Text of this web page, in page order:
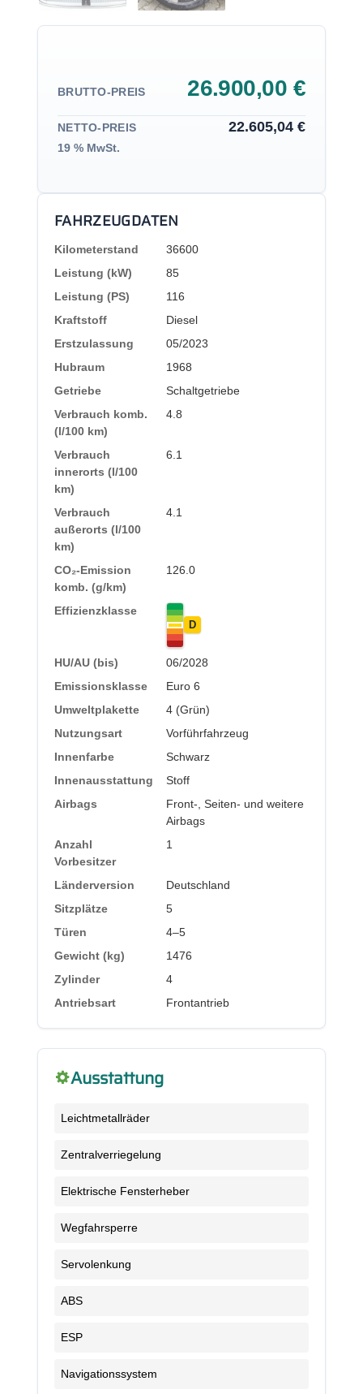
BRUTTO-PREIS 26.900,00 €
NETTO-PREIS 22.605,04 €
19 % MwSt.
FAHRZEUGDATEN
Kilometerstand
36600
Leistung (kW)
85
Leistung (PS)
116
Kraftstoff
Diesel
Erstzulassung
05/2023
Hubraum
1968
Getriebe
Schaltgetriebe
Verbrauch komb.
(l/100 km)
4.8
Verbrauch
innerorts (l/100
km)
6.1
Verbrauch
außerorts (l/100
km)
4.1
CO₂-Emission
komb. (g/km)
126.0
Effizienzklasse
D
HU/AU (bis)
06/2028
Emissionsklasse
Euro 6
Umweltplakette
4 (Grün)
Nutzungsart
Vorführfahrzeug
Innenfarbe
Schwarz
Innenausstattung
Stoff
Airbags
Front-, Seiten- und weitere
Airbags
Anzahl
Vorbesitzer
1
Länderversion
Deutschland
Sitzplätze
5
Türen
4–5
Gewicht (kg)
1476
Zylinder
4
Antriebsart
Frontantrieb
Ausstattung
Leichtmetallräder
Zentralverriegelung
Elektrische Fensterheber
Wegfahrsperre
Servolenkung
ABS
ESP
Navigationssystem